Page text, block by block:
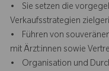
• Sie setzen die
Verkaufsstrategien
• Führen von
mit Ärzt:innen sowie
• Organisation und